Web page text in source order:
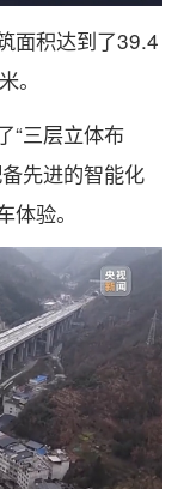
面积达到了39.4
。
“三层立体布
先进的智能化
验。